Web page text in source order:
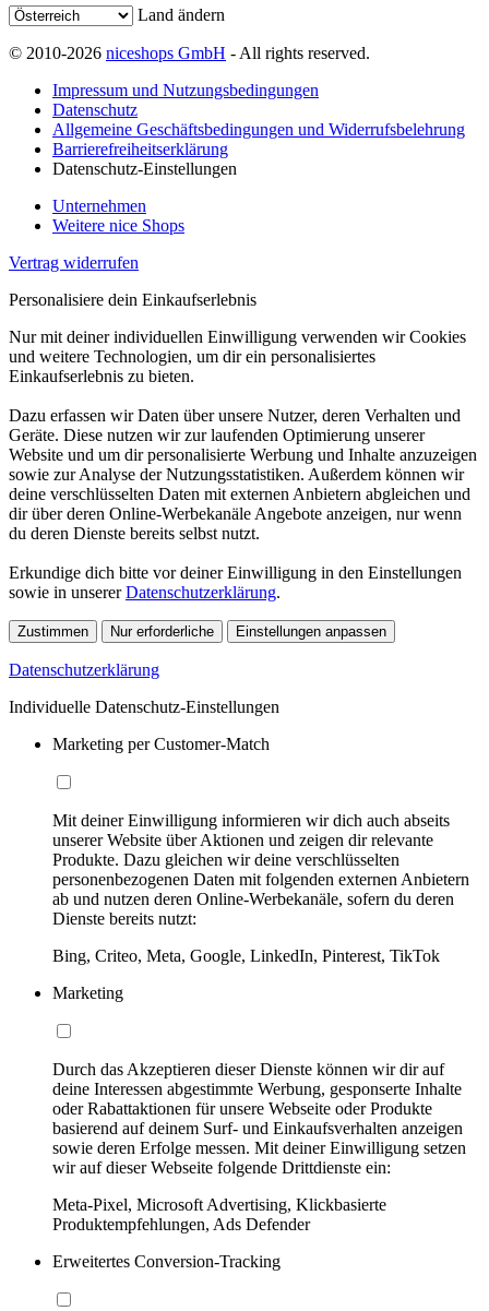
Land ändern
© 2010-2026 niceshops GmbH - All rights reserved.
Impressum und Nutzungsbedingungen
Datenschutz
Allgemeine Geschäftsbedingungen und Widerrufsbelehrung
Barrierefreiheitserklärung
Datenschutz-Einstellungen
Unternehmen
Weitere nice Shops
Vertrag widerrufen
Personalisiere dein Einkaufserlebnis
Nur mit deiner individuellen Einwilligung verwenden wir Cookies
und weitere Technologien, um dir ein personalisiertes
Einkaufserlebnis zu bieten.
Dazu erfassen wir Daten über unsere Nutzer, deren Verhalten und
Geräte. Diese nutzen wir zur laufenden Optimierung unserer
Website und um dir personalisierte Werbung und Inhalte anzuzeigen
sowie zur Analyse der Nutzungsstatistiken. Außerdem können wir
deine verschlüsselten Daten mit externen Anbietern abgleichen und
dir über deren Online-Werbekanäle Angebote anzeigen, nur wenn
du deren Dienste bereits selbst nutzt.
Erkundige dich bitte vor deiner Einwilligung in den Einstellungen
sowie in unsererDatenschutzerklärung.
Zustimmen Nur erforderliche Einstellungen anpassen
Datenschutzerklärung
Individuelle Datenschutz-Einstellungen
Marketing per Customer-Match
Mit deiner Einwilligung informieren wir dich auch abseits
unserer Website über Aktionen und zeigen dir relevante
Produkte. Dazu gleichen wir deine verschlüsselten
personenbezogenen Daten mit folgenden externen Anbietern
ab und nutzen deren Online-Werbekanäle, sofern du deren
Dienste bereits nutzt:
Bing, Criteo, Meta, Google, LinkedIn, Pinterest, TikTok
Marketing
Durch das Akzeptieren dieser Dienste können wir dir auf
deine Interessen abgestimmte Werbung, gesponserte Inhalte
oder Rabattaktionen für unsere Webseite oder Produkte
basierend auf deinem Surf- und Einkaufsverhalten anzeigen
sowie deren Erfolge messen. Mit deiner Einwilligung setzen
wir auf dieser Webseite folgende Drittdienste ein:
Meta-Pixel, Microsoft Advertising, Klickbasierte
Produktempfehlungen, Ads Defender
Erweitertes Conversion-Tracking